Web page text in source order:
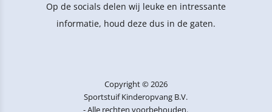
Op de socials delen wij leuke en intressante
informatie, houd deze dus in de gaten.
Copyright © 2026
Sportstuif Kinderopvang B.V.
- Alle rechten voorbehouden.